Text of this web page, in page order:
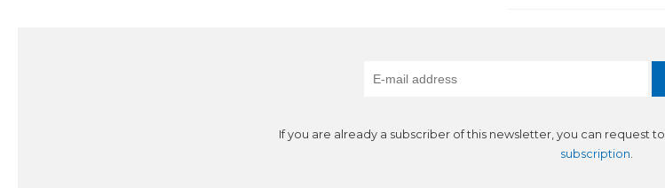
If you are already a subscriber of this newsletter, you can request to
subscription.